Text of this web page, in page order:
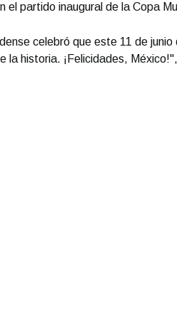
el partido inaugural de la Copa
celebró que este 11 de
la historia. ¡Felicidades,